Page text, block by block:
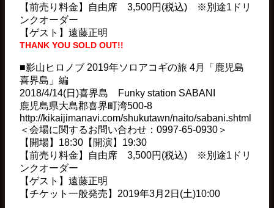
【前売り料金】自由席 3,500円(税込) ※別途1ドリ
ンクオーダー
【ゲスト】遠藤正明
THANK YOU SOLD OUT!!
■影山ヒロノブ 2019年ソロアコギの旅 4月「鹿児島
喜界島」編
2018/4/14(日)喜界島 Funky station SABANI
鹿児島県大島郡喜界町湾500-8
http://kikaijimanavi.com/shukutawn/naito/sabani.shtml
＜会場に関するお問い合わせ：0997-65-0930＞
【開場】18:30【開演】19:30
【前売り料金】自由席 3,500円(税込) ※別途1ドリ
ンクオーダー
【ゲスト】遠藤正明
【チケット一般発売】2019年3月2日(土)10:00